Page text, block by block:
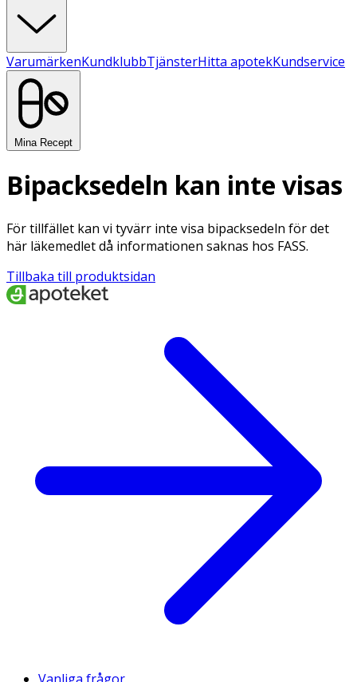
VarumärkenKundklubbTjänsterHitta apotekKundservice
Mina Recept
Bipacksedeln kan inte visas
För tillfället kan vi tyvärr inte visa bipacksedeln för det
här läkemedlet då informationen saknas hos FASS.
Tillbaka till produktsidan